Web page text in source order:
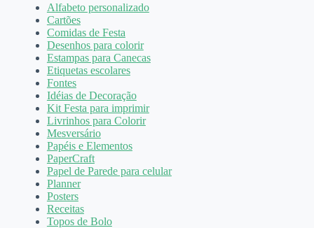
Alfabeto personalizado
Cartões
Comidas de Festa
Desenhos para colorir
Estampas para Canecas
Etiquetas escolares
Fontes
Idéias de Decoração
Kit Festa para imprimir
Livrinhos para Colorir
Mesversário
Papéis e Elementos
PaperCraft
Papel de Parede para celular
Planner
Posters
Receitas
Topos de Bolo